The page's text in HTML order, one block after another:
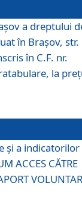
a dreptului
în Brașov, str.
în C.F. nr.
la
și a indicatorilor
ACCES CĂTRE